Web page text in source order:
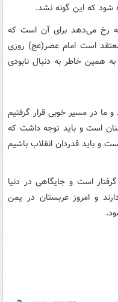
شود که این گونه نشد.
رخ می‌دهد برای آن است که
است امام عصر(عج) روزی
همین خاطر به دنبال نابودی
ما در مسیر خوبی قرار گرفتیم
است و باید توجه داشت که
و باید قدردان انقلاب باشیم
است و جایگاهی در دنیا
و امروز عربستان در یمن